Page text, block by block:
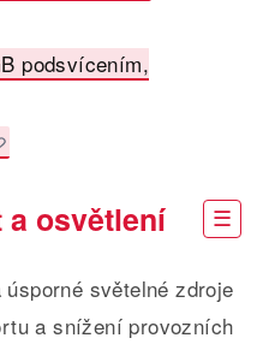
podsvícením,
a osvětlení
světelné zdroje
a snížení provozních